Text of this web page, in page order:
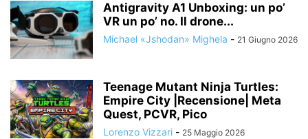
Antigravity A1 Unboxing: un po’
VR un po’ no. Il drone...
Michael «Jshodan» Mighela - 21 Giugno 2026
Teenage Mutant Ninja Turtles:
Empire City |Recensione| Meta
Quest, PCVR, Pico
Lorenzo Vizzari - 25 Maggio 2026